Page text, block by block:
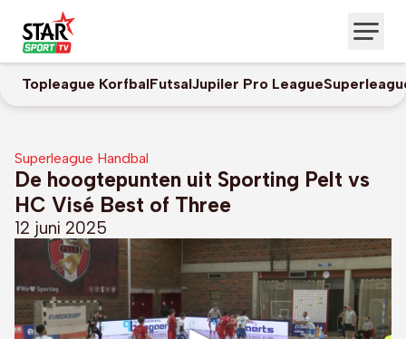
Topleague KorfbalFutsalJupiler Pro League
Superleague Handbal
De hoogtepunten uit Sporting Pelt vs
HC Visé Best of Three
12 juni 2025